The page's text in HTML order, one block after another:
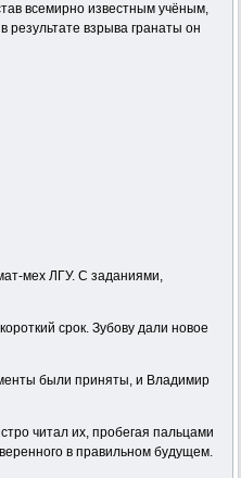
всемирно известным учёным,
результате взрыва гранаты он
мех ЛГУ. С заданиями,
срок. Зубову дали новое
были приняты, и Владимир
читал их, пробегая пальцами
в правильном будущем.